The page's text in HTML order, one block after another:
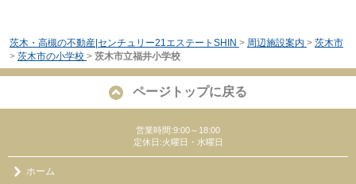
茨木・高槻の不動産|センチュリー21エステートSHIN > 周辺施設案内 > 茨木市
> 茨木市の小学校 > 茨木市立福井小学校
ページトップに戻る
営業時間:9:00～18:00
定休日:火曜日・水曜日
ホーム